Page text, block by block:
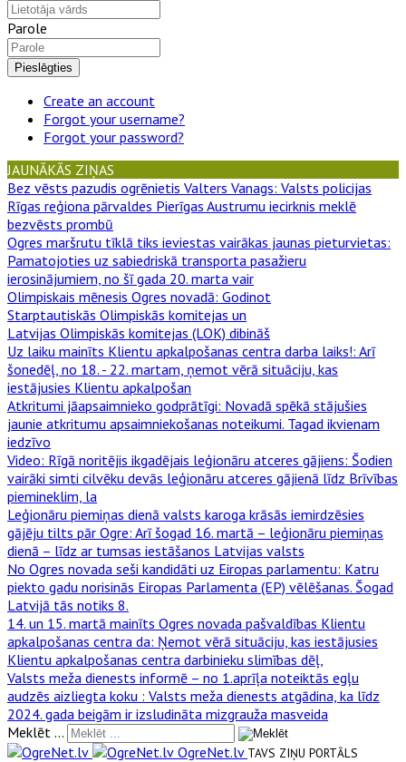
Parole
Pieslēgties
Create an account
Forgot your username?
Forgot your password?
JAUNĀKĀS ZIŅAS
Bez vēsts pazudis ogrēnietis Valters Vanags: Valsts policijas
Rīgas reģiona pārvaldes Pierīgas Austrumu iecirknis meklē
bezvēsts prombū
Ogres maršrutu tīklā tiks ieviestas vairākas jaunas pieturvietas:
Pamatojoties uz sabiedriskā transporta pasažieru
ierosinājumiem, no šī gada 20. marta vair
Olimpiskais mēnesis Ogres novadā: Godinot
Starptautiskās Olimpiskās komitejas un
Latvijas Olimpiskās komitejas (LOK) dibināš
Uz laiku mainīts Klientu apkalpošanas centra darba laiks!: Arī
šonedēļ, no 18. - 22. martam, ņemot vērā situāciju, kas
iestājusies Klientu apkalpošan
Atkritumi jāapsaimnieko godprātīgi: Novadā spēkā stājušies
jaunie atkritumu apsaimniekošanas noteikumi. Tagad ikvienam
iedzīvo
Video: Rīgā noritējis ikgadējais leģionāru atceres gājiens: Šodien
vairāki simti cilvēku devās leģionāru atceres gājienā līdz Brīvības
piemineklim, la
Leģionāru piemiņas dienā valsts karoga krāsās iemirdzēsies
gājēju tilts pār Ogre: Arī šogad 16. martā – leģionāru piemiņas
dienā – līdz ar tumsas iestāšanos Latvijas valsts
No Ogres novada seši kandidāti uz Eiropas parlamentu: Katru
piekto gadu norisinās Eiropas Parlamenta (EP) vēlēšanas. Šogad
Latvijā tās notiks 8.
14. un 15. martā mainīts Ogres novada pašvaldības Klientu
apkalpošanas centra da: Ņemot vērā situāciju, kas iestājusies
Klientu apkalpošanas centra darbinieku slimības dēļ,
Valsts meža dienests informē – no 1.aprīļa noteiktās egļu
audzēs aizliegta koku : Valsts meža dienests atgādina, ka līdz
2024. gada beigām ir izsludināta mizgrauža masveida
Meklēt ...
OgreNet.lv TAVS ZIŅU PORTĀLS